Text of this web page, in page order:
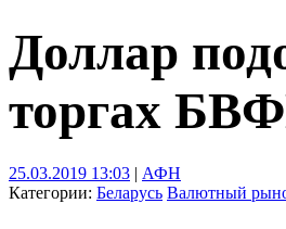
Доллар
торгах
25.03.2019 13:03 | АФН
Категории: Беларусь Валютный